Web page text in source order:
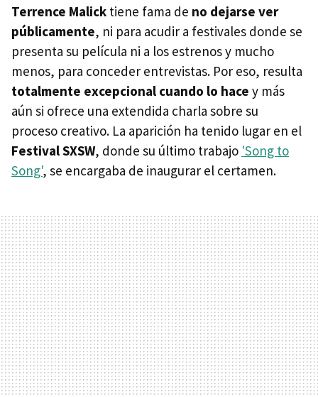
Terrence Malick tiene fama de no dejarse ver
públicamente, ni para acudir a festivales donde se
presenta su película ni a los estrenos y mucho
menos, para conceder entrevistas. Por eso, resulta
totalmente excepcional cuando lo hace y más
aún si ofrece una extendida charla sobre su
proceso creativo. La aparición ha tenido lugar en el
Festival SXSW, donde su último trabajo 'Song to
Song', se encargaba de inaugurar el certamen.